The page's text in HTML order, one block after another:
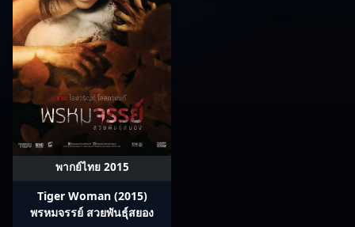
พากย์ไทย 2015
Tiger Woman (2015)
พรหมจรรย์ สวยพันธุ์สยอง